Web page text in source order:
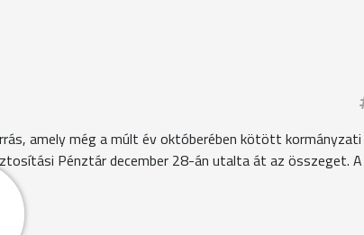
amely még a múlt év októberében kötött kormányzati
Pénztár december 28-án utalta át az összeget. A